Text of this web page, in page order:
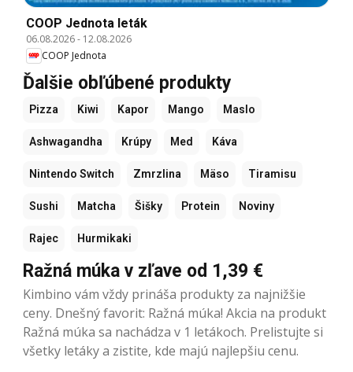
COOP Jednota leták
06.08.2026- 12.08.2026
COOP Jednota
Ďalšie obľúbené produkty
Pizza Kiwi Kapor Mango Maslo
Ashwagandha Krúpy Med Káva
Nintendo Switch Zmrzlina Mäso Tiramisu
Sushi Matcha Šišky Protein Noviny
Rajec Hurmikaki
Ražná múka v zľave od 1,39 €
Kimbino vám vždy prináša produkty za najnižšie
ceny. Dnešný favorit: Ražná múka! Akcia na produkt
Ražná múka sa nachádza v 1 letákoch. Prelistujte si
všetky letáky a zistite, kde majú najlepšiu cenu.